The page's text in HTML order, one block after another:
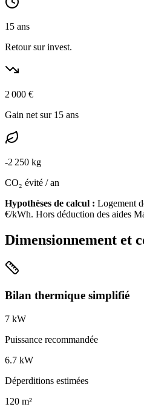
15 ans
Retour sur invest.
2 000 €
Gain net sur 15 ans
-2 250 kg
CO₂ évité / an
Hypothèses de calcul : Logement
€/kWh. Hors déduction des aides
Dimensionnement et
Bilan thermique simplifié
7 kW
Puissance recommandée
6.7 kW
Déperditions estimées
120 m²